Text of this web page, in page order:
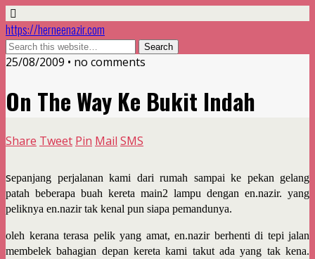
https://herneenazir.com
25/08/2009 • no comments
On The Way Ke Bukit Indah
Share Tweet Pin Mail SMS
sepanjang perjalanan kami dari rumah sampai ke pekan gelang
patah beberapa buah kereta main2 lampu dengan en.nazir. yang
peliknya en.nazir tak kenal pun siapa pemandunya.
oleh kerana terasa pelik yang amat, en.nazir berhenti di tepi jalan
membelek bahagian depan kereta kami takut ada yang tak kena.